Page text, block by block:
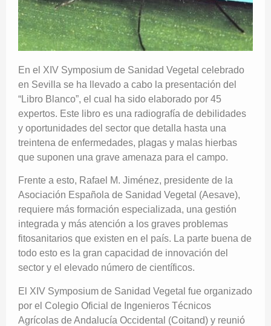
En el XIV Symposium de Sanidad Vegetal celebrado
en Sevilla se ha llevado a cabo la presentación del
“Libro Blanco”, el cual ha sido elaborado por 45
expertos. Este libro es una radiografía de debilidades
y oportunidades del sector que detalla hasta una
treintena de enfermedades, plagas y malas hierbas
que suponen una grave amenaza para el campo.
Frente a esto, Rafael M. Jiménez, presidente de la
Asociación Española de Sanidad Vegetal (Aesave),
requiere más formación especializada, una gestión
integrada y más atención a los graves problemas
fitosanitarios que existen en el país. La parte buena de
todo esto es la gran capacidad de innovación del
sector y el elevado número de científicos.
El XIV Symposium de Sanidad Vegetal fue organizado
por el Colegio Oficial de Ingenieros Técnicos
Agrícolas de Andalucía Occidental (Coitand) y reunió